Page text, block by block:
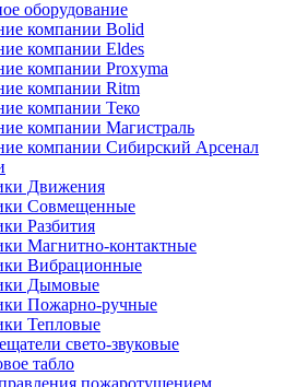
оборудование
компании Bolid
компании Eldes
компании Proxyma
компании Ritm
компании Теко
компании Магистраль
компании Сибирский Арсенал
Движения
Совмещенные
Разбития
Магнитно-контактные
Вибрационные
Дымовые
Пожарно-ручные
Тепловые
свето-звуковые
табло
пожаротушением